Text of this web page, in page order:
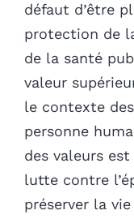
défaut d’être
protection de
de la santé
valeur
le contexte
personne
des valeurs
lutte contre
préserver la